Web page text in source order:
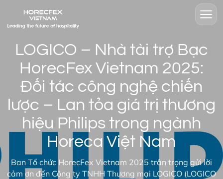
LOGICO – Nhà tài trợ Bạc
HorecFex Vietnam 2025:
Đối tác công nghệ chiến
lược – Lan tỏa giá trị thương
hiệu Philips trong ngành
Horeca Việt Nam
Ban Tổ chức HorecFex Vietnam 2025 trân trọng gửi lời
cảm ơn đến Công ty TNHH Thương mại LOGICO (LOGICO